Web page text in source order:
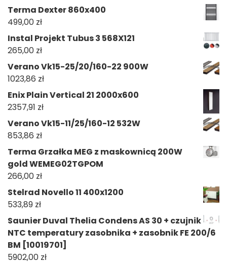
Terma Dexter 860x400
499,00 zł
Instal Projekt Tubus 3 568X121
265,00 zł
Verano Vk15-25/20/160-22 900W
1023,86 zł
Enix Plain Vertical 21 2000x600
2357,91 zł
Verano Vk15-11/25/160-12 532W
853,86 zł
Terma Grzałka MEG z maskownicą 200W
gold WEMEG02TGPOM
266,00 zł
Stelrad Novello 11 400x1200
533,89 zł
Saunier Duval Thelia Condens AS 30 + czujnik
NTC temperatury zasobnika + zasobnik FE 200/6
BM [10019701]
5902,00 zł